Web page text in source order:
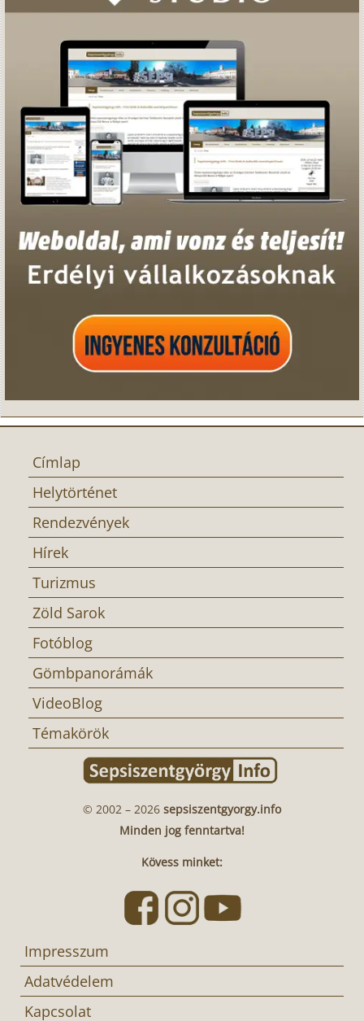
Címlap
Helytörténet
Rendezvények
Hírek
Turizmus
Zöld Sarok
Fotóblog
Gömbpanorámák
VideoBlog
Témakörök
© 2002 – 2026 sepsiszentgyorgy.info
Minden jog fenntartva!
Kövess minket:
Impresszum
Adatvédelem
Kapcsolat